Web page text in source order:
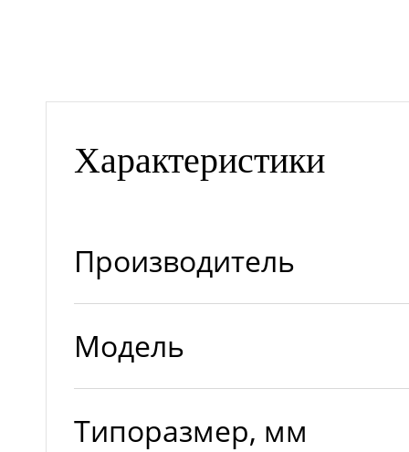
Характеристики
Производитель
Модель
Типоразмер, мм